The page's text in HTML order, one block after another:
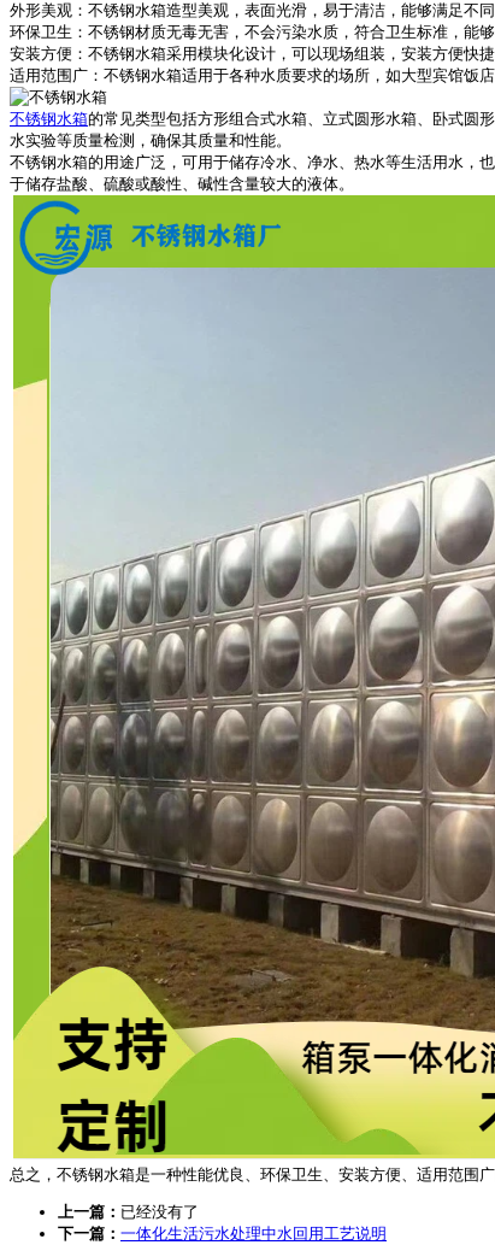
外形美观：不锈钢水箱造型美观，表面光滑，易于清洁，能够满足不同
环保卫生：不锈钢材质无毒无害，不会污染水质，符合卫生标准，能
安装方便：不锈钢水箱采用模块化设计，可以现场组装，安装方便快
适用范围广：不锈钢水箱适用于各种水质要求的场所，如大型宾馆饭
不锈钢水箱的常见类型包括方形组合式水箱、立式圆形水箱、卧式圆
水实验等质量检测，确保其质量和性能。
不锈钢水箱的用途广泛，可用于储存冷水、净水、热水等生活用水，
于储存盐酸、硫酸或酸性、碱性含量较大的液体。
总之，不锈钢水箱是一种性能优良、环保卫生、安装方便、适用范围
上一篇： 已经没有了
下一篇： 一体化生活污水处理中水回用工艺说明